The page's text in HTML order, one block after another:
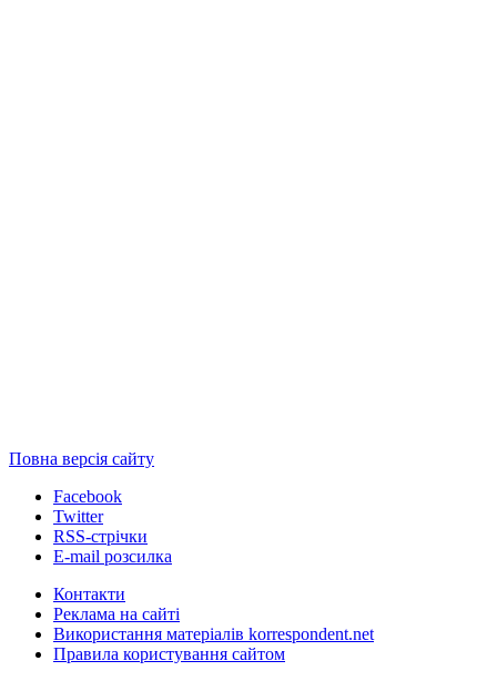
Повна версія сайту
Facebook
Twitter
RSS-стрічки
E-mail розсилка
Контакти
Реклама на сайті
Використання матеріалів korrespondent.net
Правила користування сайтом